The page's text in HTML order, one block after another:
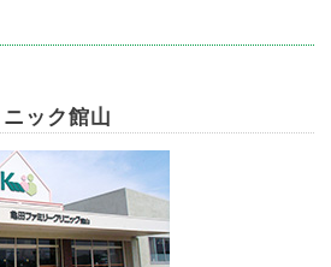
ック館山